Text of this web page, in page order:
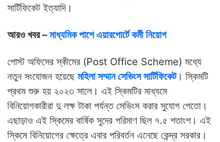
সার্টিফিকেট ইত্যাদি।
আরও খবর – মাধ্যমিক পাশে এয়ারপোর্টে কর্মী নিয়োগ
পোস্ট অফিসের স্কীমের (Post Office Scheme) মধ্যে
নতুন সংযোজন হয়েছে‌ মহিলা সম্মান সেভিংস সার্টিফিকেট। স্কিমটি
প্রথম শুরু হয় ২০২৩ সালে। এই স্কিমটির মাধ্যমে
বিনিয়োগকারীরা দু লক্ষ টাকা পর্যন্ত সেভিংস করার সুযোগ পেতো।
এছাড়াও এই স্কিমের বার্ষিক সুদের পরিমাণ ছিল ৭.৫ শতাংশ। এই
স্কিমে বিনিয়োগের ক্ষেত্রে এবার পরিবর্তন এনেছে কেন্দ্র সরকার।